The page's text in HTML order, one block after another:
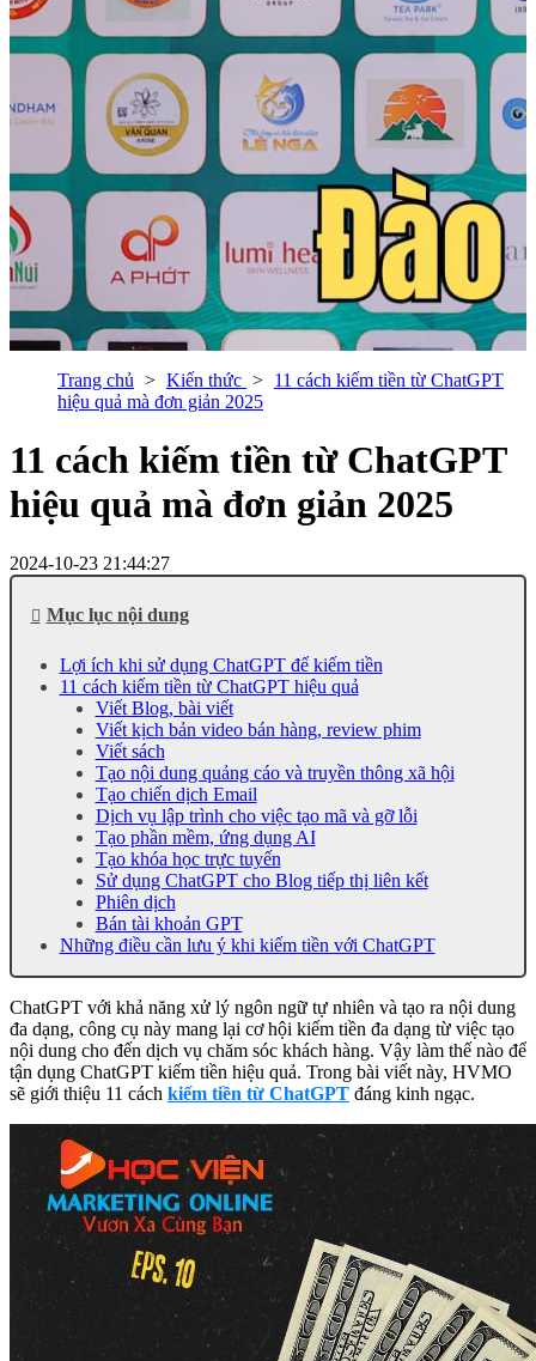
Trang chủ Kiến thức
11 cách kiếm tiền từ ChatGPT
hiệu quả mà đơn giản 2025
11 cách kiếm tiền từ ChatGPT
hiệu quả mà đơn giản 2025
2024-10-23 21:44:27
Mục lục nội dung
Lợi ích khi sử dụng ChatGPT để kiếm tiền
11 cách kiếm tiền từ ChatGPT hiệu quả
Viết Blog, bài viết
Viết kịch bản video bán hàng, review phim
Viết sách
Tạo nội dung quảng cáo và truyền thông xã hội
Tạo chiến dịch Email
Dịch vụ lập trình cho việc tạo mã và gỡ lỗi
Tạo phần mềm, ứng dụng AI
Tạo khóa học trực tuyến
Sử dụng ChatGPT cho Blog tiếp thị liên kết
Phiên dịch
Bán tài khoản GPT
Những điều cần lưu ý khi kiếm tiền với ChatGPT
ChatGPT với khả năng xử lý ngôn ngữ tự nhiên và tạo ra nội dung
đa dạng, công cụ này mang lại cơ hội kiếm tiền đa dạng từ việc tạo
nội dung cho đến dịch vụ chăm sóc khách hàng. Vậy làm thế nào để
tận dụng ChatGPT kiếm tiền hiệu quả. Trong bài viết này, HVMO
sẽ giới thiệu 11 cách kiếm tiền từ ChatGPT đáng kinh ngạc.